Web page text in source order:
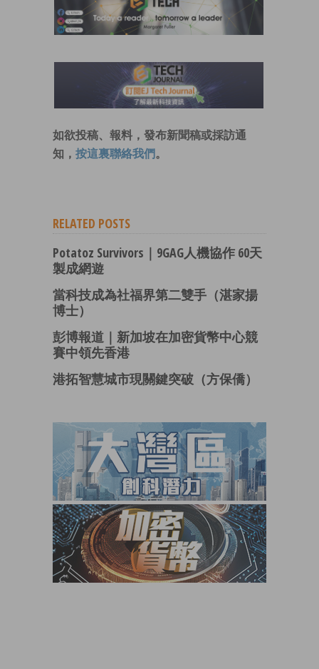
如欲投稿、報料，發布新聞稿或採訪通
知， 按這裏聯絡我們 。
RELATED POSTS
Potatoz Survivors｜9GAG人機協作 60天
製成網遊
當科技成為社福界第二雙手（湛家揚
博士）
彭博報道｜新加坡在加密貨幣中心競
賽中領先香港
港拓智慧城市現關鍵突破（方保僑）